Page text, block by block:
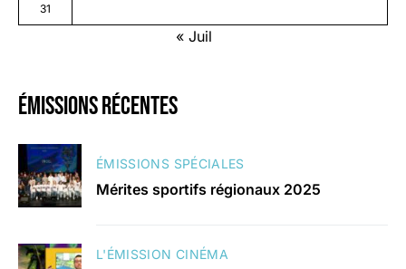
31
« Juil
émissions récentes
ÉMISSIONS SPÉCIALES
Mérites sportifs régionaux 2025
L'ÉMISSION CINÉMA